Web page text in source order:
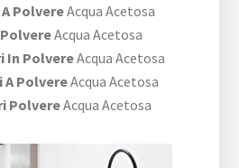
PolvereAcqua Acetosa
Acqua Acetosa
In PolvereAcqua Acetosa
PolvereAcqua Acetosa
PolvereAcqua Acetosa